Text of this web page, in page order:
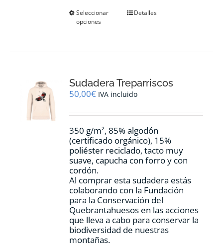
Seleccionar
opciones
Este
se
pueden
en
página
de
producto
Detalles
Sudadera Treparriscos
50,00€ IVA incluido
350 g/m², 85% algodón
(certificado orgánico), 15%
poliéster reciclado, tacto muy
suave, capucha con forro y con
cordón.
Al comprar esta sudadera estás
colaborando con la Fundación
para la Conservación del
Quebrantahuesos en las acciones
que lleva a cabo para conservar la
biodiversidad de nuestras
montañas.